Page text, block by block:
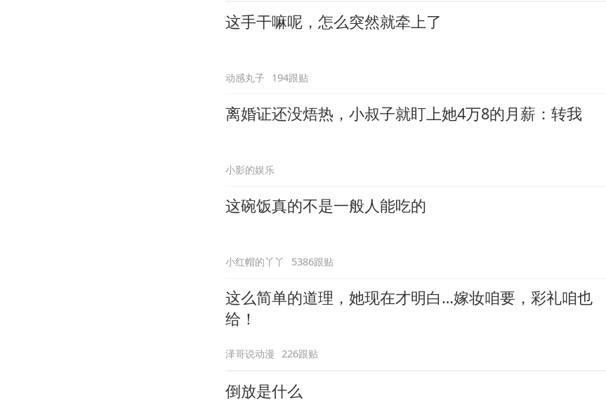
这手干嘛呢，怎么突然就牵上了
动感丸子 194跟贴
离婚证还没焐热，小叔子就盯上她4万8的月薪：转我
小影的娱乐
这碗饭真的不是一般人能吃的
小红帽的丫丫 5386跟贴
这么简单的道理，她现在才明白…嫁妆咱要，彩礼咱也
给！
泽哥说动漫 226跟贴
倒放是什么